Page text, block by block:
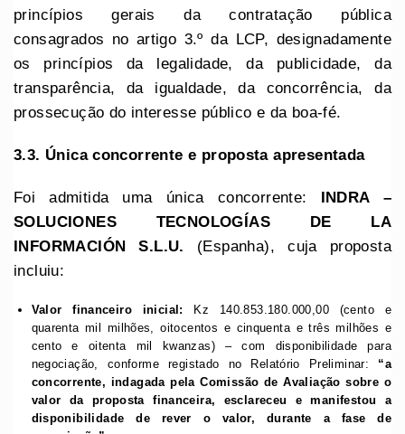
princípios gerais da contratação pública
consagrados no artigo 3.º da LCP, designadamente
os princípios da legalidade, da publicidade, da
transparência, da igualdade, da concorrência, da
prossecução do interesse público e da boa-fé.
3.3. Única concorrente e proposta apresentada
Foi admitida uma única concorrente: INDRA –
SOLUCIONES TECNOLOGÍAS DE LA
INFORMACIÓN S.L.U. (Espanha), cuja proposta
incluiu:
Valor financeiro inicial:
Kz 140.853.180.000,00 (cento e
quarenta mil milhões, oitocentos e cinquenta e três milhões e
cento e oitenta mil kwanzas) – com disponibilidade para
negociação, conforme registado no Relatório Preliminar: “a
concorrente, indagada pela Comissão de Avaliação sobre o
valor da proposta financeira, esclareceu e manifestou a
disponibilidade de rever o valor, durante a fase de